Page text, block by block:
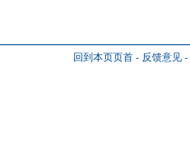
回到本页页首 - 反馈意见 -